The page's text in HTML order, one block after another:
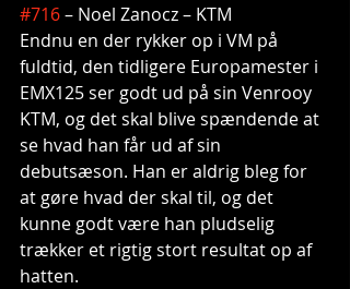
#716 – Noel Zanocz – KTM
Endnu en der rykker op i VM på
fuldtid, den tidligere Europamester i
EMX125 ser godt ud på sin Venrooy
KTM, og det skal blive spændende at
se hvad han får ud af sin
debutsæson. Han er aldrig bleg for
at gøre hvad der skal til, og det
kunne godt være han pludselig
trækker et rigtig stort resultat op af
hatten.